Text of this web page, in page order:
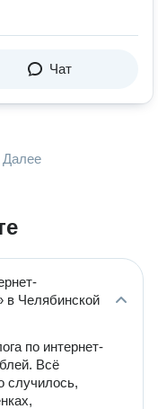
Чат
Далее
в Челябинской
по интернет-
Всё
случилось,